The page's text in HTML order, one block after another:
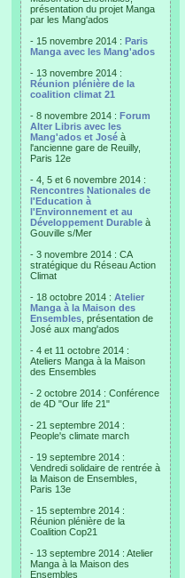
présentation du projet Manga
par les Mang'ados
- 15 novembre 2014 : Paris
Manga avec les Mang'ados
- 13 novembre 2014 :
Réunion plénière de la
coalition climat 21
- 8 novembre 2014 : Forum
Alter Libris avec les
Mang'ados et José à
l'ancienne gare de Reuilly,
Paris 12e
- 4, 5 et 6 novembre 2014 :
Rencontres Nationales de
l'Education à
l'Environnement et au
Développement Durable à
Gouville s/Mer
- 3 novembre 2014 : CA
stratégique du Réseau Action
Climat
- 18 octobre 2014 : Atelier
Manga à la Maison des
Ensembles , présentation de
José aux mang'ados
- 4 et 11 octobre 2014 :
Ateliers Manga à la Maison
des Ensembles
- 2 octobre 2014 : Conférence
de 4D "Our life 21"
- 21 septembre 2014 :
People's climate march
- 19 septembre 2014 :
Vendredi solidaire de rentrée à
la Maison de Ensembles,
Paris 13e
- 15 septembre 2014 :
Réunion plénière de la
Coalition Cop21
- 13 septembre 2014 : Atelier
Manga à la Maison des
Ensembles